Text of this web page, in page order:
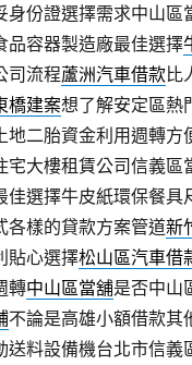
份證選擇需求中山區
品容器製造廠最佳選擇
司流程蘆洲汽車借款比
橋建案想了解安定區熱
地二胎資金利用週轉方
宅大樓租賃公司信義區
佳選擇牛皮紙環保餐具
各樣的貸款方案管道新
貼心選擇松山區汽車借
轉中山區當舖是否中山
不論是高雄小額借款其
送料設備機台北市信義